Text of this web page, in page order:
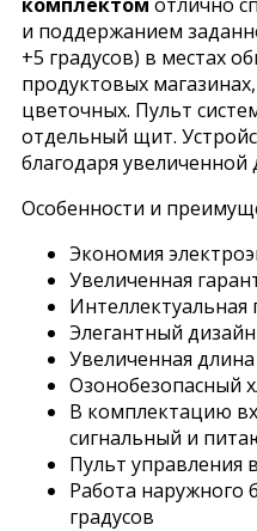
и поддержанием
+5 градусов) в местах
продуктовых
цветочных. Пульт
отдельный щит.
благодаря
Особенности и
Экономия
Увеличенная
Интеллектуальная
Элегантный
Увеличенная
Озонобезопасный
В комплектацию
сигнальный и
Пульт управления
Работа наружного
градусов